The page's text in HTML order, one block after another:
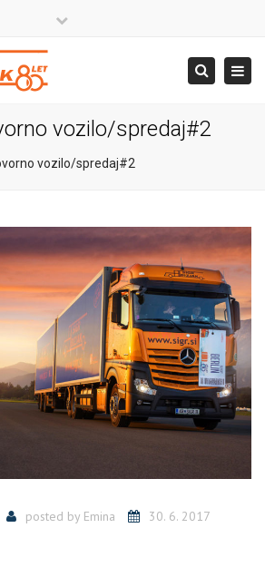
+386 4 581 37 00
Search
vozilo/spredaj#2
vozilo/spredaj#2
posted by Emina 30. 6. 2017